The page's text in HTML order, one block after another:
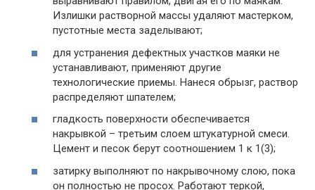
Излишки растворной массы удаляют мастерком,
пустотные места заделывают;
для устранения дефектных участков маяки не
устанавливают, применяют другие
технологические приемы. Нанеся обрызг, раствор
распределяют шпателем;
гладкость поверхности обеспечивается
накрывкой – третьим слоем штукатурной смеси.
Цемент и песок берут соотношением 1 к 1(3);
затирку выполняют по накрывочному слою, пока
он полностью не просох. Работают теркой,